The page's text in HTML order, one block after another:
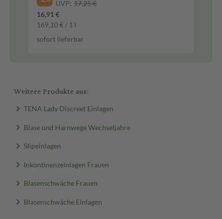
UVP: 17,25 €
16,91 €
169,10 € / 1 l
sofort lieferbar
Weitere Produkte aus:
TENA Lady Discreet Einlagen
Blase und Harnwege Wechseljahre
Slipeinlagen
Inkontinenzeinlagen Frauen
Blasenschwäche Frauen
Blasenschwäche Einlagen